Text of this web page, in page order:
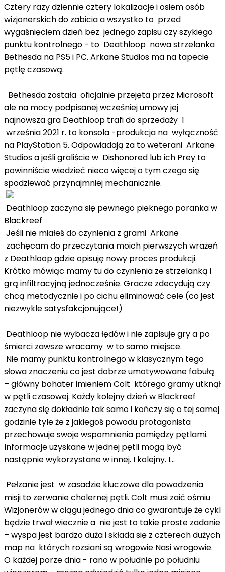
Cztery razy dziennie cztery lokalizacje i osiem osób
wizjonerskich do zabicia a wszystko to przed
wygaśnięciem dzień bez jednego zapisu czy szykiego
punktu kontrolnego - to Deathloop nowa strzelanka
Bethesda na PS5 i PC. Arkane Studios ma na tapecie
pętlę czasową.
Bethesda została oficjalnie przejęta przez Microsoft
ale na mocy podpisanej wcześniej umowy jej
najnowsza gra Deathloop trafi do sprzedaży 1
września 2021 r. to konsola -produkcja na wyłączność
na PlayStation 5. Odpowiadają za to weterani Arkane
Studios a jeśli graliście w Dishonored lub ich Prey to
powinniście wiedzieć nieco więcej o tym czego się
spodziewać przynajmniej mechanicznie.
Deathloop zaczyna się pewnego pięknego poranka w
Blackreef
Jeśli nie miałeś do czynienia z grami Arkane
zachęcam do przeczytania moich pierwszych wrażeń
z Deathloop gdzie opisuję nowy proces produkcji.
Krótko mówiąc mamy tu do czynienia ze strzelanką i
grą infiltracyjną jednocześnie. Gracze zdecydują czy
chcą metodycznie i po cichu eliminować cele (co jest
niezwykle satysfakcjonujące!)
Deathloop nie wybacza łędów i nie zapisuje gry a po
śmierci zawsze wracamy w to samo miejsce.
Nie mamy punktu kontrolnego w klasycznym tego
słowa znaczeniu co jest dobrze umotywowane fabułą
– główny bohater imieniem Colt którego gramy utknął
w pętli czasowej. Każdy kolejny dzień w Blackreef
zaczyna się dokładnie tak samo i kończy się o tej samej
godzinie tyle że z jakiegoś powodu protagonista
przechowuje swoje wspomnienia pomiędzy pętlami.
Informacje uzyskane w jednej pętli mogą być
następnie wykorzystane w innej. I kolejny. I...
Pełzanie jest w zasadzie kluczowe dla powodzenia
misji to zerwanie cholernej pętli. Colt musi zaić ośmiu
Wizjonerów w ciągu jednego dnia co gwarantuje że cykl
będzie trwał wiecznie a nie jest to takie proste zadanie
– wyspa jest bardzo duża i składa się z czterech dużych
map na których rozsiani są wrogowie Nasi wrogowie.
O każdej porze dnia - rano w południe po południu